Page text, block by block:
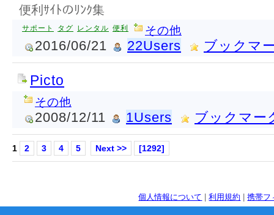
便利ｻｲﾄのﾘﾝｸ集
サポート タグ レンタル 便利 その他
2016/06/21 22Users ブックマ
Picto
その他
2008/12/11 1Users ブックマー
1 2 3 4 5 Next >> [1292]
個人情報について |利用規約 |携帯フ